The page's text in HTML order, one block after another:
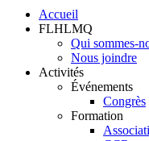
Accueil
FLHLMQ
Qui sommes-
Nous joindre
Activités
Événements
Congrès
Formation